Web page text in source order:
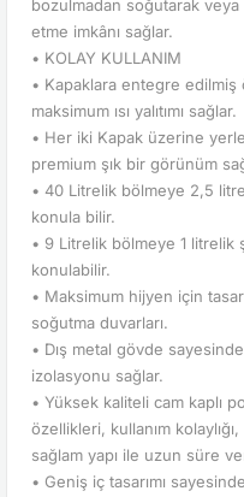
bozulmadan soğutarak
etme imkânı sağlar.
• KOLAY KULLANIM
• Kapaklara entegre
maksimum ısı yalıtımı sağlar.
• Her iki Kapak üzerine
premium şık bir görünüm
• 40 Litrelik bölmeye 2,5
konula bilir.
• 9 Litrelik bölmeye 1 litrelik
konulabilir.
• Maksimum hijyen için
soğutma duvarları.
• Dış metal gövde
izolasyonu sağlar.
• Yüksek kaliteli cam kaplı
özellikleri, kullanım
sağlam yapı ile uzun süre
• Geniş iç tasarımı